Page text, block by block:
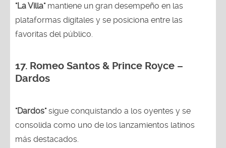
"La Villa"mantiene un gran desempeño en las
plataformas digitales y se posiciona entre las
favoritas del público.
17. Romeo Santos & Prince Royce –
Dardos
"Dardos"sigue conquistando a los oyentes y se
consolida como uno de los lanzamientos latinos
más destacados.